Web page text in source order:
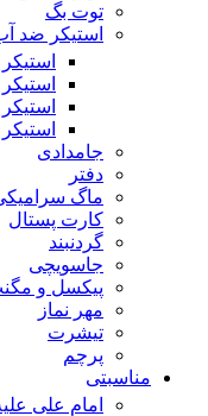
توت بگ
استیکر ضد
جامدادی
دفتر
ماگ
کارت پستال
گردنبند
جاسویچی
پیکسل و
مهر نماز
تیشرت
پرچم
مناسبتی
امام علی